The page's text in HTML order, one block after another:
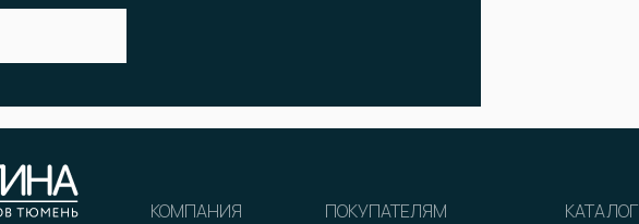
КАТАЛОГ
КОМПАНИЯ
ПОКУПАТЕЛЯМ